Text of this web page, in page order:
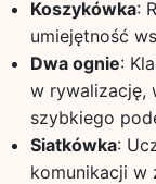
Koszykówka:
umiejętność
Dwa ognie:
w rywalizację,
szybkiego
Siatkówka:
komunikacji w